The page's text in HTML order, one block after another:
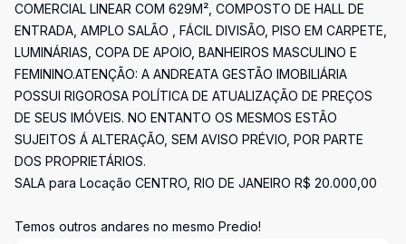
COMERCIAL LINEAR COM 629M², COMPOSTO DE HALL DE
ENTRADA, AMPLO SALÃO , FÁCIL DIVISÃO, PISO EM CARPETE,
LUMINÁRIAS, COPA DE APOIO, BANHEIROS MASCULINO E
FEMININO.ATENÇÃO: A ANDREATA GESTÃO IMOBILIÁRIA
POSSUI RIGOROSA POLÍTICA DE ATUALIZAÇÃO DE PREÇOS
DE SEUS IMÓVEIS. NO ENTANTO OS MESMOS ESTÃO
SUJEITOS Á ALTERAÇÃO, SEM AVISO PRÉVIO, POR PARTE
DOS PROPRIETÁRIOS.
SALA para Locação CENTRO, RIO DE JANEIRO R$ 20.000,00
Temos outros andares no mesmo Predio!